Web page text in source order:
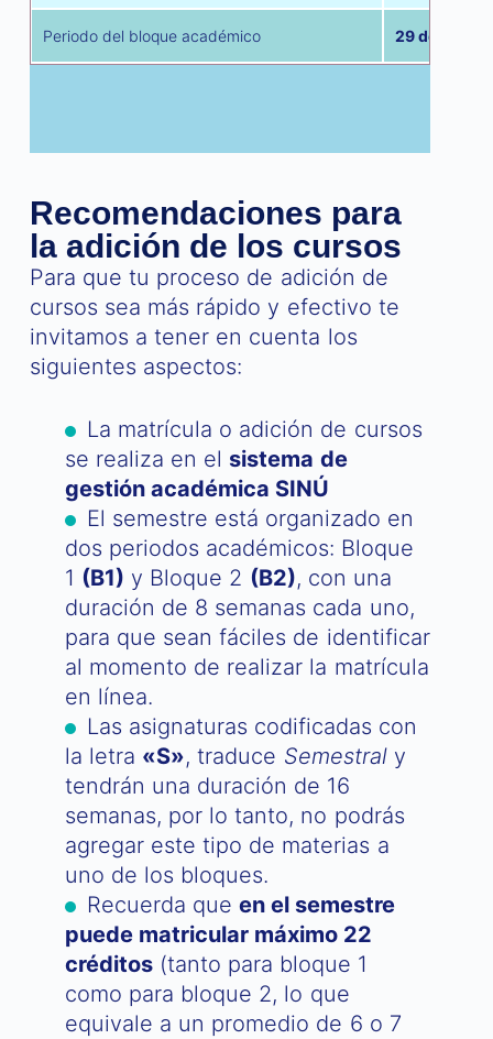
Periodo del bloque académico 29 de abril
Recomendaciones para
la adición de los cursos
Para que tu proceso de adición de
cursos sea más rápido y efectivo te
invitamos a tener en cuenta los
siguientes aspectos:
La matrícula o adición de cursos
se realiza en el sistema de
gestión académica SINÚ
El semestre está organizado en
dos periodos académicos: Bloque
1 (B1) y Bloque 2 (B2), con una
duración de 8 semanas cada uno,
para que sean fáciles de identificar
al momento de realizar la matrícula
en línea.
Las asignaturas codificadas con
la letra «S», traduce Semestraly
tendrán una duración de 16
semanas, por lo tanto, no podrás
agregar este tipo de materias a
uno de los bloques.
Recuerda queen el semestre
puede matricular máximo 22
créditos(tanto para bloque 1
como para bloque 2, lo que
equivale a un promedio de 6 o 7